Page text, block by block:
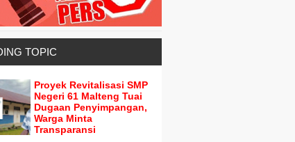
TOPIC
Proyek Revitalisasi SMP
Negeri 61 Malteng Tuai
Dugaan Penyimpangan,
Warga Minta
Transparansi